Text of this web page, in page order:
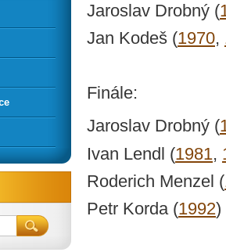
Jaroslav Drobný (
Jan Kodeš (1970,
Finále:
Jaroslav Drobný (
Ivan Lendl (1981,
Roderich Menzel (
Petr Korda (1992)